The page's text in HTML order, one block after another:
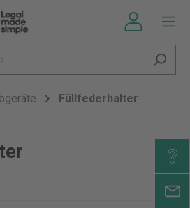
Füllfederhalter